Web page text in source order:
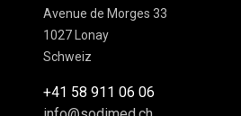
Avenue de Morges 33
1027 Lonay
Schweiz
+41 58 911 06 06